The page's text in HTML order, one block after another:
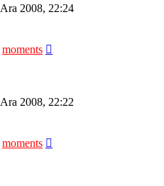
2008, 22:24
moments
2008, 22:22
moments